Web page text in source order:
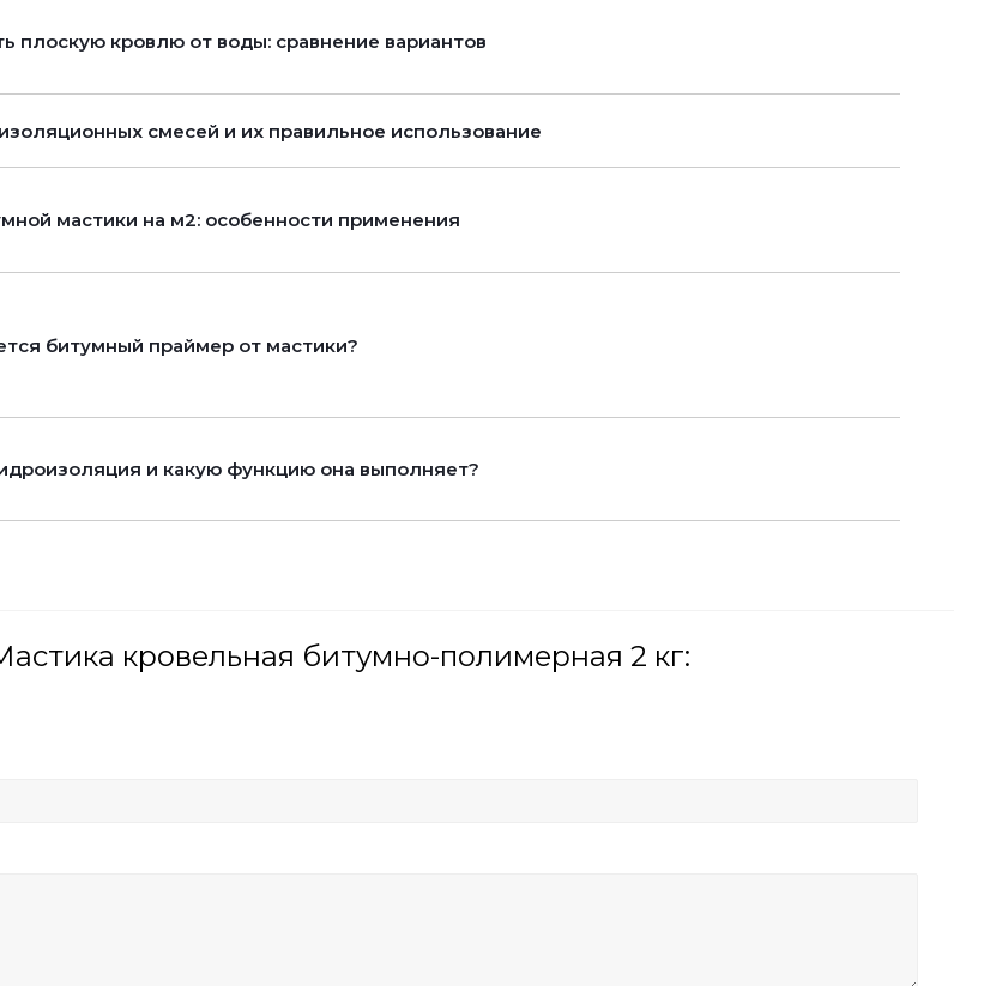
плоскую кровлю от воды: сравнение вариантов
смесей и их правильное использование
мастики на м2: особенности применения
битумный праймер от мастики?
и какую функцию она выполняет?
кровельная битумно-полимерная 2 кг: